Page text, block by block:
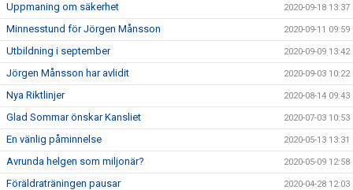
Uppmaning om säkerhet 2020-09-18 13:37
Minnesstund för Jörgen Månsson 2020-09-11 09:59
Utbildning i september 2020-09-09 13:42
Jörgen Månsson har avlidit 2020-09-03 10:22
Nya Riktlinjer 2020-08-14 09:43
Glad Sommar önskar Kansliet 2020-07-03 10:53
En vänlig påminnelse 2020-05-13 13:31
Avrunda helgen som miljonär? 2020-05-09 12:58
Föräldraträningen pausar 2020-04-28 12:03